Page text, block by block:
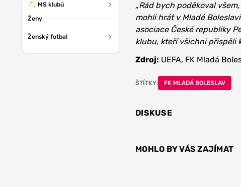
MS klubů
Ženy
Ženský fotbal
„Rád bych poděkoval
mohli hrát v Mladé
asociace České republiky
klubu, kteří všichni přispěli
Zdroj: UEFA, FK Mladá
ŠTÍTKY: FK MLADÁ BOLESLAV
DISKUSE
MOHLO BY VÁS ZAJÍMAT